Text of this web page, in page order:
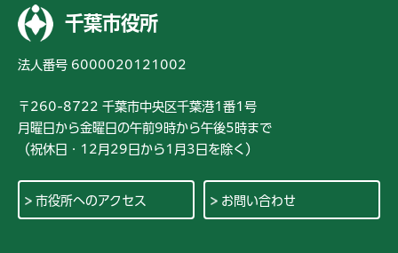
千葉市役所
法人番号 6000020121002
〒260-8722 千葉市中央区千葉港1番1号
月曜日から金曜日の午前9時から午後5時まで
（祝休日・12月29日から1月3日を除く）
市役所へのアクセス お問い合わせ